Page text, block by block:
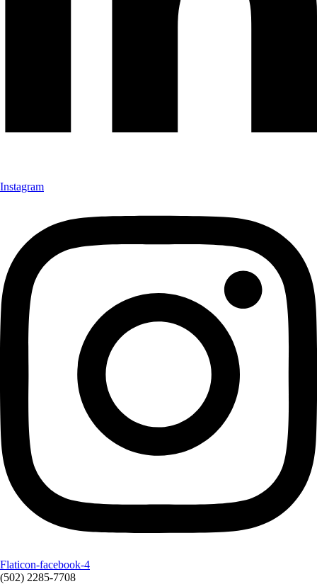
Instagram
Flaticon-facebook-4
(502) 2285-7708